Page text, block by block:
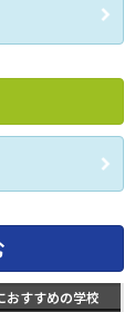
おすすめの学校